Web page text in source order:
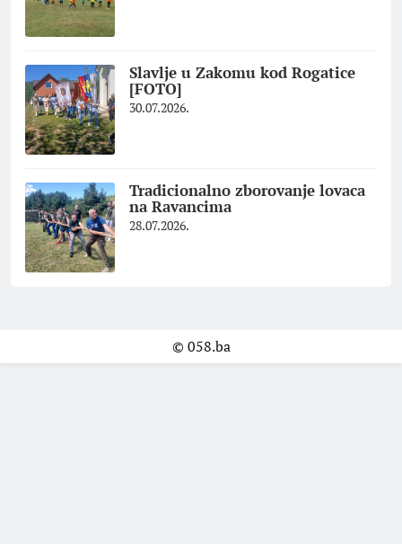
Slavlje u Zakomu kod Rogatice
[FOTO]
30.07.2026.
Tradicionalno zborovanje lovaca
na Ravancima
28.07.2026.
© 058.ba